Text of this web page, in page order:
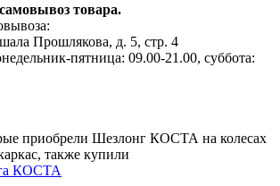
товара.
Прошлякова, д. 5, стр. 4
пятница: 09.00-21.00, суббота:
приобрели Шезлонг КОСТА на колесах
также купили
КОСТА